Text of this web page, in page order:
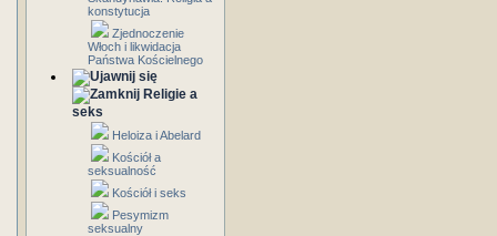
konstytucja
Zjednoczenie
Włoch i likwidacja
Państwa Kościelnego
Religie a
seks
Heloiza i Abelard
Kościół a
seksualność
Kościół i seks
Pesymizm
seksualny